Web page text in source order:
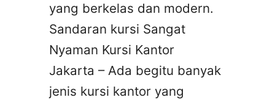
yang berkelas dan modern.
Sandaran kursi Sangat
Nyaman Kursi Kantor
Jakarta – Ada begitu banyak
jenis kursi kantor yang